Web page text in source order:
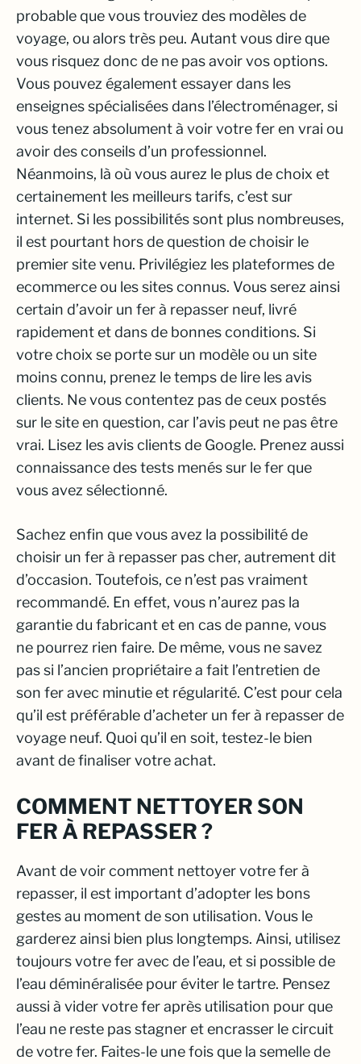
probable que vous trouviez des modèles de
voyage, ou alors très peu. Autant vous dire que
vous risquez donc de ne pas avoir vos options.
Vous pouvez également essayer dans les
enseignes spécialisées dans l’électroménager, si
vous tenez absolument à voir votre fer en vrai ou
avoir des conseils d’un professionnel.
Néanmoins, là où vous aurez le plus de choix et
certainement les meilleurs tarifs, c’est sur
internet. Si les possibilités sont plus nombreuses,
il est pourtant hors de question de choisir le
premier site venu. Privilégiez les plateformes de
ecommerce ou les sites connus. Vous serez ainsi
certain d’avoir un fer à repasser neuf, livré
rapidement et dans de bonnes conditions. Si
votre choix se porte sur un modèle ou un site
moins connu, prenez le temps de lire les avis
clients. Ne vous contentez pas de ceux postés
sur le site en question, car l’avis peut ne pas être
vrai. Lisez les avis clients de Google. Prenez aussi
connaissance des tests menés sur le fer que
vous avez sélectionné.
Sachez enfin que vous avez la possibilité de
choisir un fer à repasser pas cher, autrement dit
d’occasion. Toutefois, ce n’est pas vraiment
recommandé. En effet, vous n’aurez pas la
garantie du fabricant et en cas de panne, vous
ne pourrez rien faire. De même, vous ne savez
pas si l’ancien propriétaire a fait l’entretien de
son fer avec minutie et régularité. C’est pour cela
qu’il est préférable d’acheter un fer à repasser de
voyage neuf. Quoi qu’il en soit, testez-le bien
avant de finaliser votre achat.
COMMENT NETTOYER SON
FER À REPASSER ?
Avant de voir comment nettoyer votre fer à
repasser, il est important d’adopter les bons
gestes au moment de son utilisation. Vous le
garderez ainsi bien plus longtemps. Ainsi, utilisez
toujours votre fer avec de l’eau, et si possible de
l’eau déminéralisée pour éviter le tartre. Pensez
aussi à vider votre fer après utilisation pour que
l’eau ne reste pas stagner et encrasser le circuit
de votre fer. Faites-le une fois que la semelle de